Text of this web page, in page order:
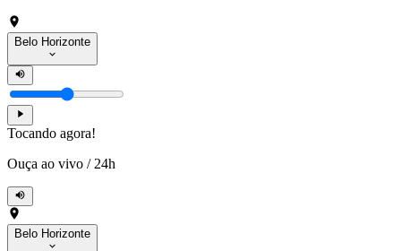
Belo Horizonte
Tocando agora!
Ouça ao vivo / 24h
Belo Horizonte